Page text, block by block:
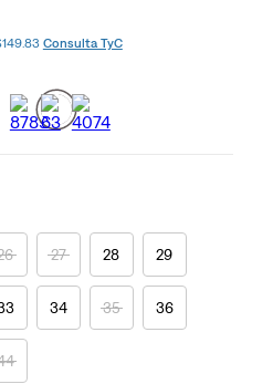
Consulta TyC
27 28 29
34 35 36